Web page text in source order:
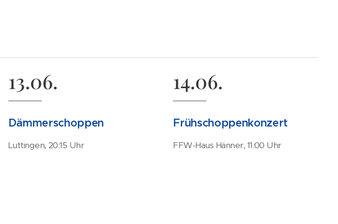
13.06.
Dämmerschoppen
Luttingen, 20:15 Uhr
14.06.
Frühschoppenkonzert
FFW-Haus Hänner, 11:00 Uhr